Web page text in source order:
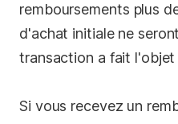
remboursements plus
d'achat initiale ne
transaction a fait
Si vous recevez un